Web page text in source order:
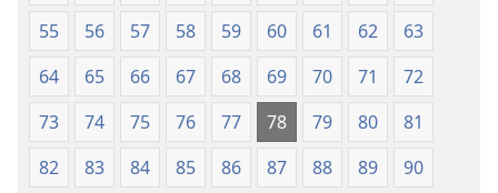
55
56 57 58 59 60 61 62
63
64
65 66 67 68 69 70 71
72
73
74 75 76 77 78 79 80
81
82
83 84 85 86 87 88 89
90